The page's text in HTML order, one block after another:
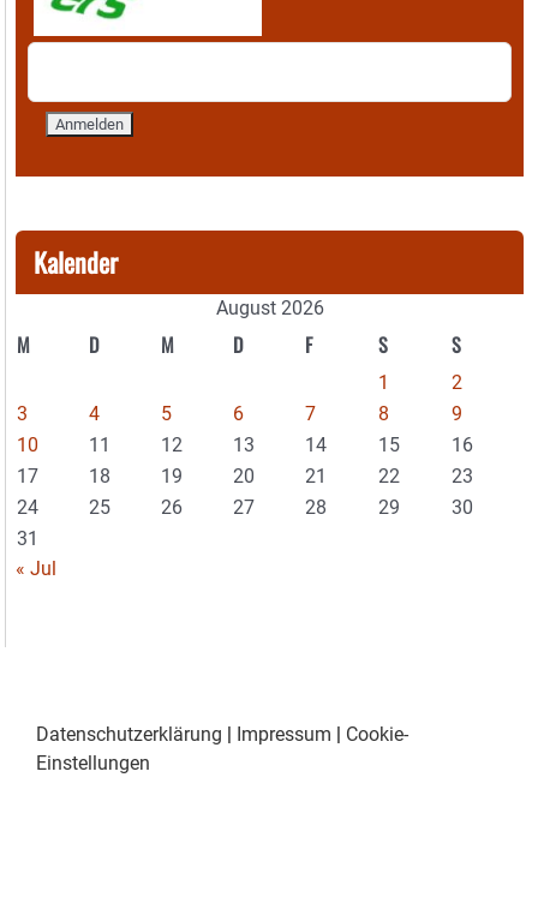
Kalender
August 2026
M D M D F S S
1
2
3
4 5 6 7 8
9
10
11 12 13 14 15
16
17
18 19 20 21 22
23
24
25 26 27 28 29
30
31
« Jul
Datenschutzerklärung Impressum
Cookie-
Einstellungen